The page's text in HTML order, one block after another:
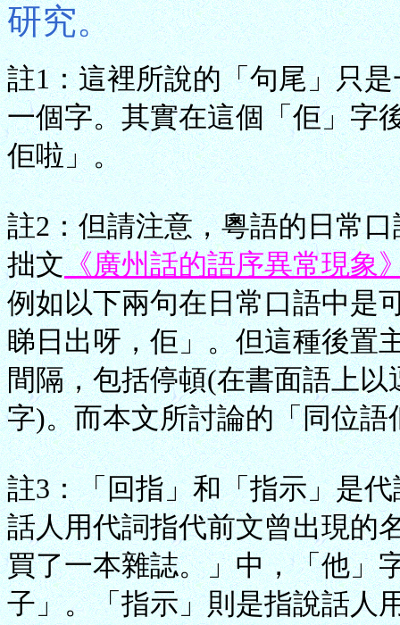
研究。
註1：這裡所說的「句尾」只
一個字。其實在這個「佢」字
佢啦」。
註2：但請注意，粵語的日常
拙文《廣州話的語序異常現象
例如以下兩句在日常口語中是
睇日出呀，佢」。但這種後置
間隔，包括停頓(在書面語上
字)。而本文所討論的「同位
註3：「回指」和「指示」是
話人用代詞指代前文曾出現的
買了一本雜誌。」中，「他」
子」。「指示」則是指說話人